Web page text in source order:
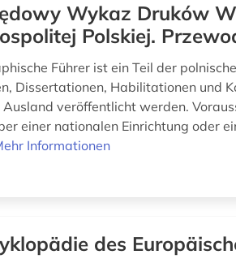
Wykaz Druków
Polskiej.
Führer ist ein Teil der
Dissertationen, Habilitationen und
veröffentlicht werden.
einer nationalen Einrichtung oder
Informationen
des